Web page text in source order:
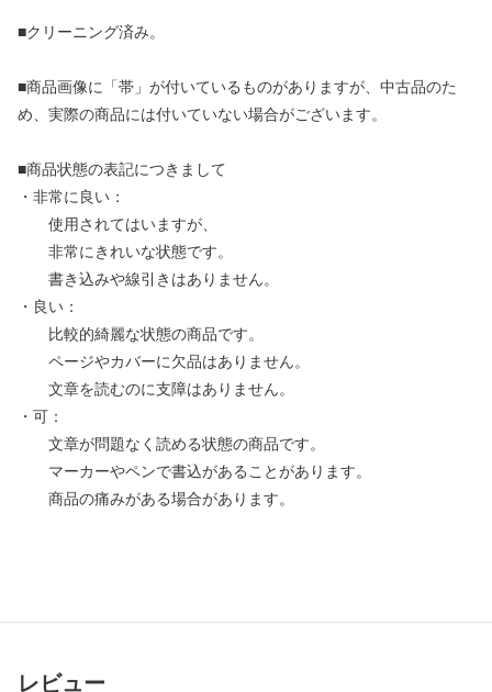
■クリーニング済み。
■商品画像に「帯」が付いているものがありますが、中古品のた
め、実際の商品には付いていない場合がございます。
■商品状態の表記につきまして
・非常に良い：
使用されてはいますが、
非常にきれいな状態です。
書き込みや線引きはありません。
・良い：
比較的綺麗な状態の商品です。
ページやカバーに欠品はありません。
文章を読むのに支障はありません。
・可：
文章が問題なく読める状態の商品です。
マーカーやペンで書込があることがあります。
商品の痛みがある場合があります。
レビュー